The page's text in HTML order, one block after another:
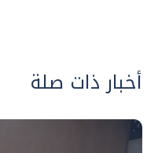
أخبار ذات صلة